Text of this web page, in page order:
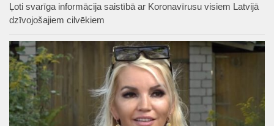
Ļoti svarīga informācija saistībā ar Koronavīrusu visiem Latvijā
dzīvojošajiem cilvēkiem